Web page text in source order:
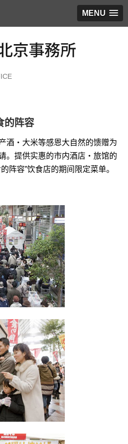
MENU
的阵容
酒・大米等感恩大自然的馈赠为
。提供实惠的市内酒店・旅馆的
阵容”饮食店的期间限定菜单。